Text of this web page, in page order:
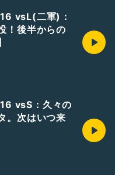
vsL(二軍)：
！後半からの
vsS：久々の
。次はいつ来